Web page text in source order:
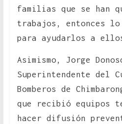
familias que se han
trabajos, entonces lo
para ayudarlos a
Asimismo, Jorge
Superintendente del
Bomberos de
que recibió equipos
hacer difusión